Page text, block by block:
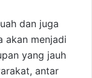
dan juga
akan menjadi
yang jauh
antar